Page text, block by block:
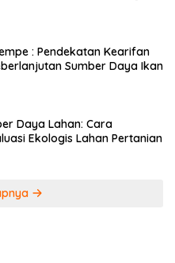
: Pendekatan Kearifan
Sumber Daya Ikan
Daya Lahan: Cara
Ekologis Lahan Pertanian